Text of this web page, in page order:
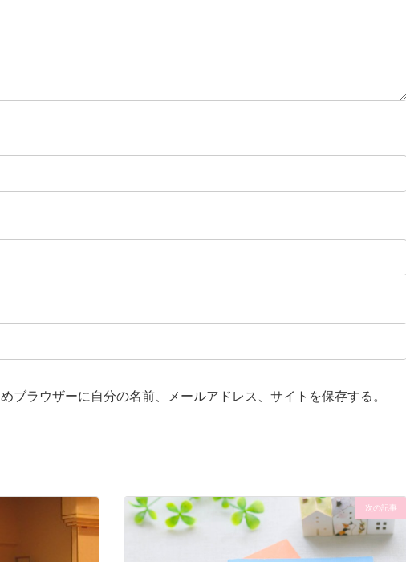
ブラウザーに自分の名前、メールアドレス、サイトを保存する。
次の記事